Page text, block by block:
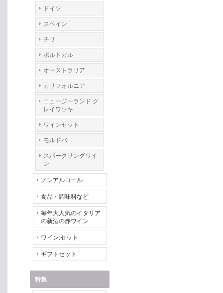
ドイツ
スペイン
チリ
ポルトガル
オーストラリア
カリフォルニア
ニュージーランド グ
レイワッキ
ワインセット
モルドバ
スパークリングワイ
ン
ノンアルコール
食品・調味料など
毎年大人気のイタリア
の新酒の赤ワイン
ワイン:セット
ギフトセット
特集